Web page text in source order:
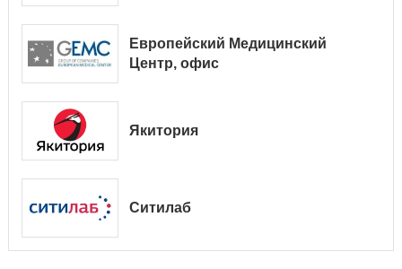
Европейский Медицинский
Центр, офис
Якитория
Ситилаб